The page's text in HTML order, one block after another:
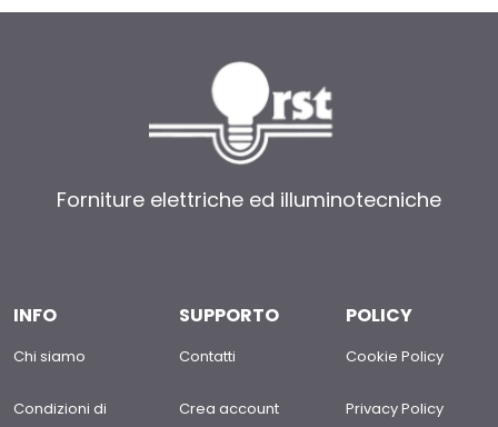
Forniture elettriche ed illuminotecniche
INFO
Chi siamo
Condizioni di
SUPPORTO
Contatti
Crea account
POLICY
Cookie Policy
Privacy Policy